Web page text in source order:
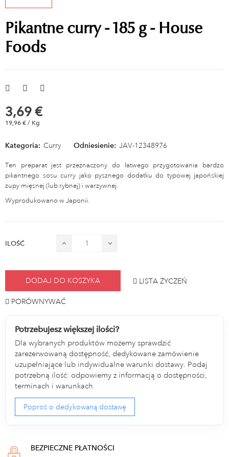
Pikantne curry - 185 g - House
Foods
3,69 €
19,96 € / Kg
Kategoria: Curry Odniesienie: JAV-12348976
Ten preparat jest przeznaczony do łatwego przygotowania bardzo
pikantnego sosu curry jako pysznego dodatku do typowej japońskiej
zupy mięsnej (lub rybnej) i warzywnej.
Wyprodukowano w Japonii.
ILOŚĆ
DODAJ DO KOSZYKA LISTA ŻYCZEŃ
PORÓWNYWAĆ
Potrzebujesz większej ilości?
Dla wybranych produktów możemy sprawdzić
zarezerwowaną dostępność, dedykowane zamówienie
uzupełniające lub indywidualne warunki dostawy. Podaj
potrzebną ilość: odpowiemy z informacją o dostępności,
terminach i warunkach.
Poproś o dedykowaną dostawę
BEZPIECZNE PŁATNOŚCI